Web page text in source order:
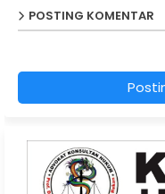
POSTING KOMENTAR